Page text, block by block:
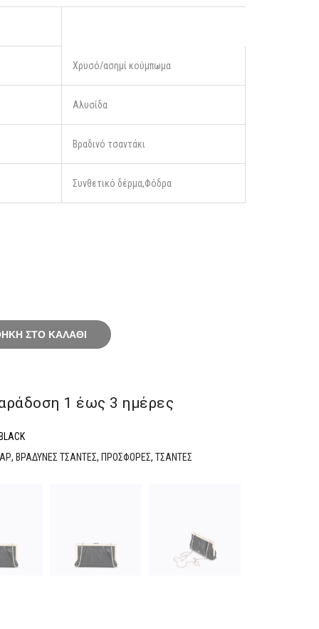
Χρυσό/ασημί κούμπωμα
Αλυσίδα
Βραδινό τσαντάκι
Συνθετικό δέρμα,Φόδρα
ΣΤΟ ΚΑΛΆΘΙ
1 έως 3 ημέρες
, ΒΡΑΔΥΝΕΣ ΤΣΑΝΤΕΣ, ΠΡΟΣΦΟΡΕΣ, ΤΣΑΝΤΕΣ